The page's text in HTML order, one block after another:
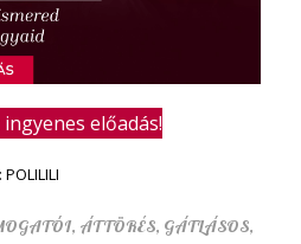
előadás!
POLILILI
, ÁTTÖRÉS, GÁTLÁSOS,